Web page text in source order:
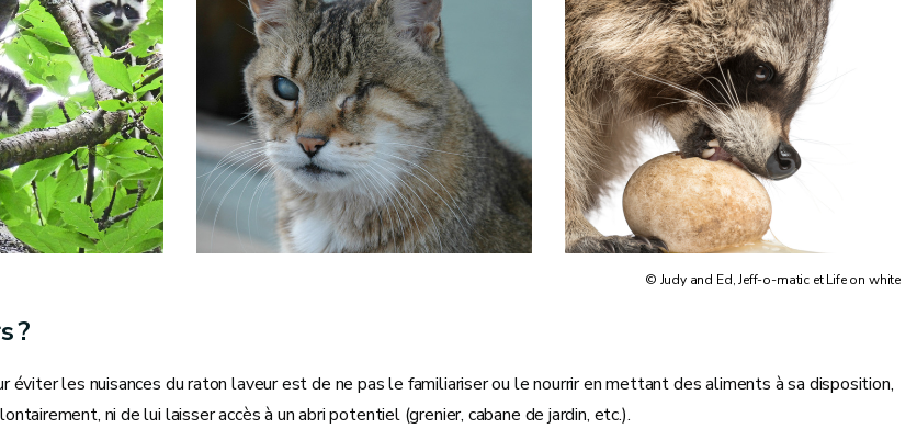
© Judy and Ed, Jeff-o-matic et Life on white
?
éviter les nuisances du raton laveur est de ne pas le familiariser ou le nourrir en mettant des aliments à sa disposition,
ni de lui laisser accès à un abri potentiel (grenier, cabane de jardin, etc.).